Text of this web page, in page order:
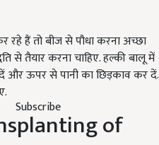
Subscribe
हैं तो बीज से पौधा करना अच्छा
से तैयार करना चाहिए. हल्की बालू में
ऊपर से पानी का छिड़काव कर दें.
of